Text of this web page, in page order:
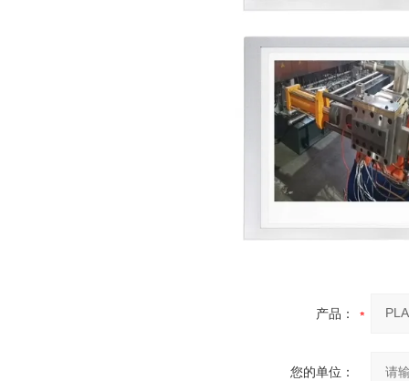
产品：
您的单位：